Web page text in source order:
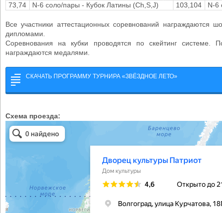
73,74
N-6 соло/пары - Кубок Латины (Ch,S,J) 103,104 N-6
Все участники аттестационных соревнований награждаются
дипломами.
Соревнования на кубки проводятся по скейтинг системе.
награждаются медалями.
СКАЧАТЬ ПРОГРАММУ ТУРНИРА «ЗВЁЗДНОЕ ЛЕТО»
Схема проезда: